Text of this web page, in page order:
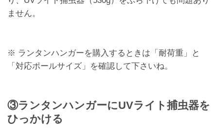
ません。
※ ランタンハンガーを購入するときは「耐荷重」と
「対応ポールサイズ」を確認して下さいね。
③ランタンハンガーにUVライト捕虫器を
ひっかける